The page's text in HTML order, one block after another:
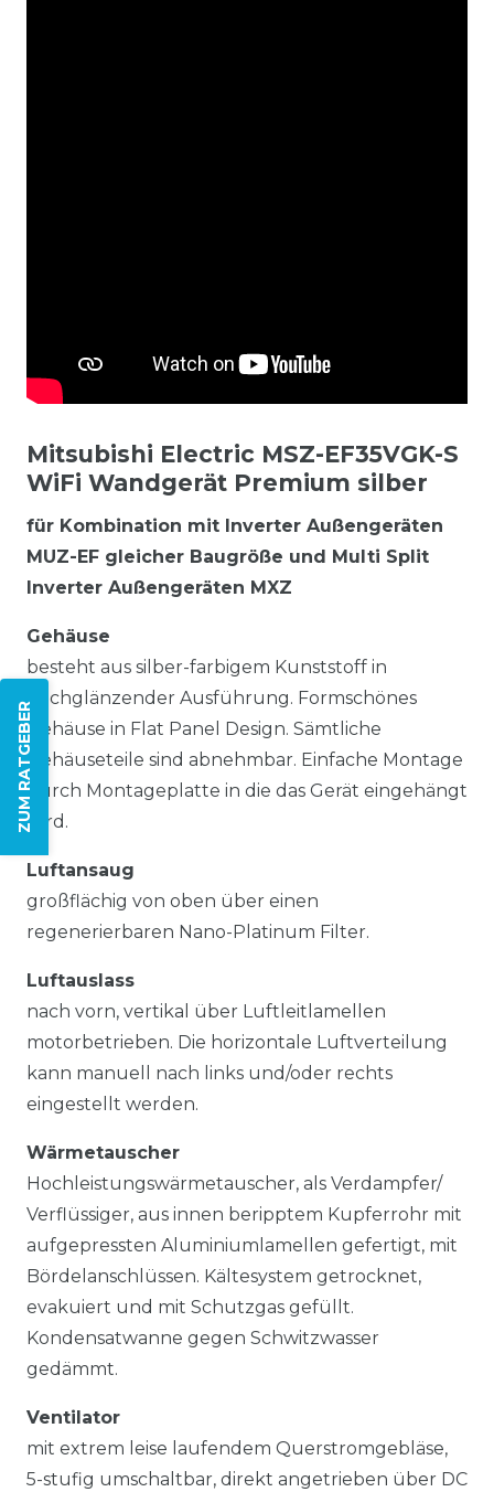
ZUM RATGEBER
Mitsubishi Electric MSZ-EF35VGK-S
WiFi Wandgerät Premium silber
für Kombination mit Inverter Außengeräten
MUZ-EF gleicher Baugröße und Multi Split
Inverter Außengeräten MXZ
Gehäuse
besteht aus silber-farbigem Kunststoff in
hochglänzender Ausführung. Formschönes
Gehäuse in Flat Panel Design. Sämtliche
Gehäuseteile sind abnehmbar. Einfache Montage
durch Montageplatte in die das Gerät eingehängt
wird.
Luftansaug
großflächig von oben über einen
regenerierbaren Nano-Platinum Filter.
Luftauslass
nach vorn, vertikal über Luftleitlamellen
motorbetrieben. Die horizontale Luftverteilung
kann manuell nach links und/oder rechts
eingestellt werden.
Wärmetauscher
Hochleistungswärmetauscher, als Verdampfer/
Verflüssiger, aus innen beripptem Kupferrohr mit
aufgepressten Aluminiumlamellen gefertigt, mit
Bördelanschlüssen. Kältesystem getrocknet,
evakuiert und mit Schutzgas gefüllt.
Kondensatwanne gegen Schwitzwasser
gedämmt.
Ventilator
mit extrem leise laufendem Querstromgebläse,
5-stufig umschaltbar, direkt angetrieben über DC